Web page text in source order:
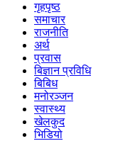
गृहपृष्ठ
समाचार
राजनीति
अर्थ
प्रवास
बिज्ञान प्रविधि
बिबिध
मनोरञ्जन
स्वास्थ्य
खेलकुद
भिडियो